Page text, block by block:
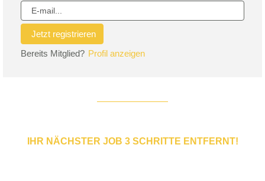
Bereits Mitglied? Profil anzeigen
IHR NÄCHSTER JOB 3 SCHRITTE ENTFERNT!